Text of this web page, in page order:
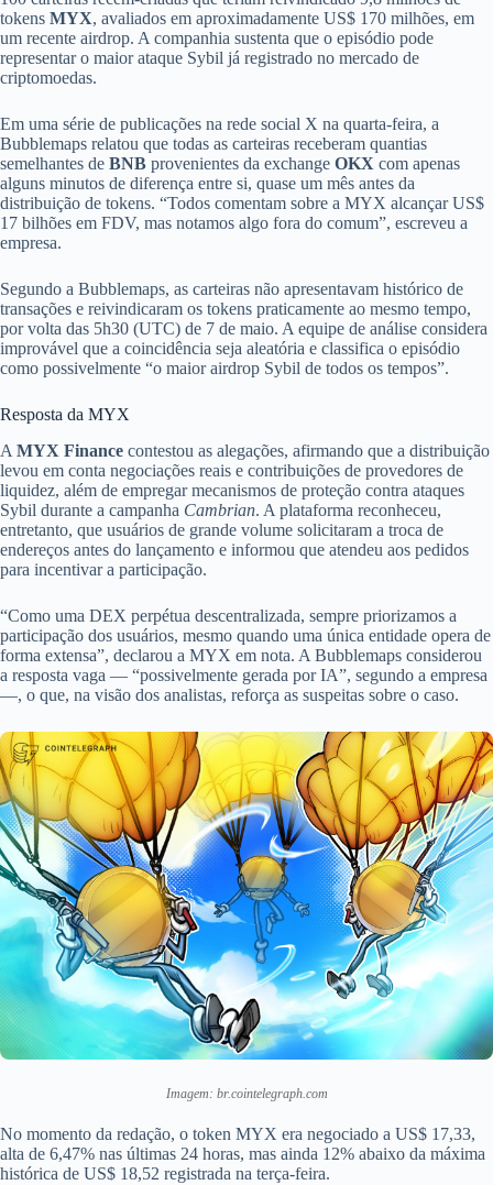
tokens MYX, avaliados em aproximadamente US$ 170 milhões, em
um recente airdrop. A companhia sustenta que o episódio pode
representar o maior ataque Sybil já registrado no mercado de
criptomoedas.
Em uma série de publicações na rede social X na quarta-feira, a
Bubblemaps relatou que todas as carteiras receberam quantias
semelhantes de BNB provenientes da exchange OKX com apenas
alguns minutos de diferença entre si, quase um mês antes da
distribuição de tokens. “Todos comentam sobre a MYX alcançar US$
17 bilhões em FDV, mas notamos algo fora do comum”, escreveu a
empresa.
Segundo a Bubblemaps, as carteiras não apresentavam histórico de
transações e reivindicaram os tokens praticamente ao mesmo tempo,
por volta das 5h30 (UTC) de 7 de maio. A equipe de análise considera
improvável que a coincidência seja aleatória e classifica o episódio
como possivelmente “o maior airdrop Sybil de todos os tempos”.
Resposta da MYX
A MYX Finance contestou as alegações, afirmando que a distribuição
levou em conta negociações reais e contribuições de provedores de
liquidez, além de empregar mecanismos de proteção contra ataques
Sybil durante a campanha Cambrian. A plataforma reconheceu,
entretanto, que usuários de grande volume solicitaram a troca de
endereços antes do lançamento e informou que atendeu aos pedidos
para incentivar a participação.
“Como uma DEX perpétua descentralizada, sempre priorizamos a
participação dos usuários, mesmo quando uma única entidade opera de
forma extensa”, declarou a MYX em nota. A Bubblemaps considerou
a resposta vaga — “possivelmente gerada por IA”, segundo a empresa
—, o que, na visão dos analistas, reforça as suspeitas sobre o caso.
Imagem: br.cointelegraph.com
No momento da redação, o token MYX era negociado a US$ 17,33,
alta de 6,47% nas últimas 24 horas, mas ainda 12% abaixo da máxima
histórica de US$ 18,52 registrada na terça-feira.